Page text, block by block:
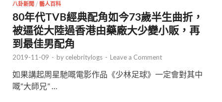
八卦新聞 / 藝人百科
80年代TVB經典配角如今73歲半生曲折，
被逼從大陸過香港由藥廠大少變小販，再
到最佳男配角
2019-11-09 - by celebritylogs - Leave a Comment
如果講起周星馳嘅電影作品《少林足球》一定會對其中
嘅“大師兄” …